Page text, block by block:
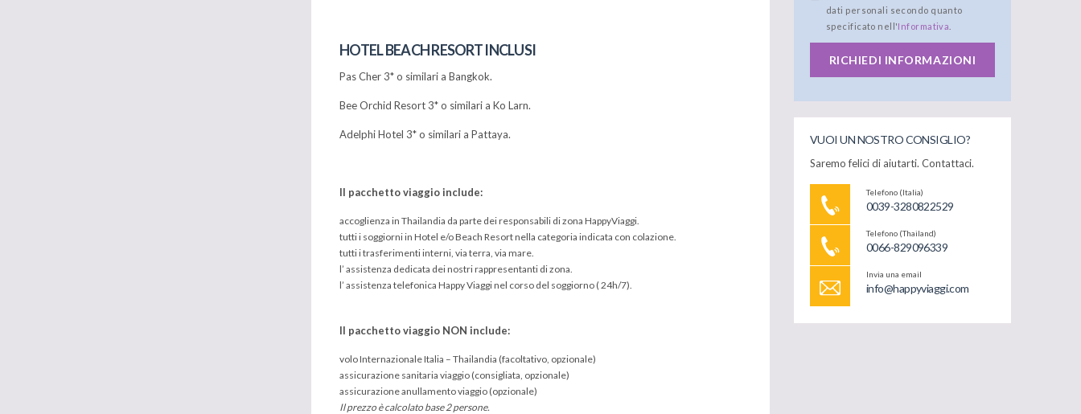
HOTEL BEACH RESORT INCLUSI
Pas Cher 3* o similari a Bangkok.
Bee Orchid Resort 3* o similari a Ko Larn.
Adelphi Hotel 3* o similari a Pattaya.
Il pacchetto viaggio include:
accoglienza in Thailandia da parte dei responsabili di zona HappyViaggi.
tutti i soggiorni in Hotel e/o Beach Resort nella categoria indicata con colazione.
tutti i trasferimenti interni, via terra, via mare.
l’ assistenza dedicata dei nostri rappresentanti di zona.
l’ assistenza telefonica Happy Viaggi nel corso del soggiorno ( 24h/7).
Il pacchetto viaggio NON include:
volo Internazionale Italia – Thailandia (facoltativo, opzionale)
assicurazione sanitaria viaggio (consigliata, opzionale)
assicurazione anullamento viaggio (opzionale)
Il prezzo è calcolato base 2 persone.
dati personali secondo quanto
specificato nell'Informativa
RICHIEDI INFORMAZIONI
VUOI UN NOSTRO CONSIGLIO?
Saremo felici di aiutarti. Contattaci.
Telefono (Italia)
0039-3280822529
Telefono (Thailand)
0066-829096339
Invia una email
info@happyviaggi.com